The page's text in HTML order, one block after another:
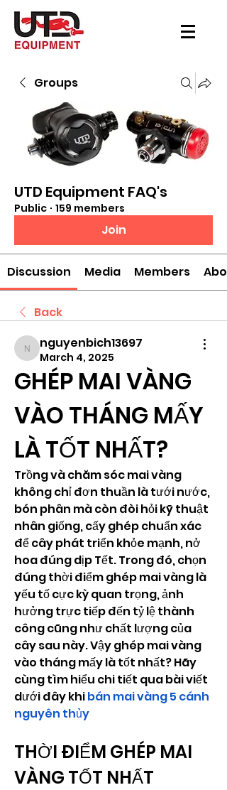
Groups
UTD Equipment FAQ's
Public · 159 members
Join
Discussion Media Members
Back
nguyenbich13697
nguyenbich13697
March 4, 2025
GHÉP MAI VÀNG
VÀO THÁNG MẤY
LÀ TỐT NHẤT?
Trồng và chăm sóc mai vàng
không chỉ đơn thuần là tưới nước,
bón phân mà còn đòi hỏi kỹ thuật
nhân giống, cấy ghép chuẩn xác
để cây phát triển khỏe mạnh, nở
hoa đúng dịp Tết. Trong đó, chọn
đúng thời điểm ghép mai vàng là
yếu tố cực kỳ quan trọng, ảnh
hưởng trực tiếp đến tỷ lệ thành
công cũng như chất lượng của
cây sau này. Vậy ghép mai vàng
vào tháng mấy là tốt nhất? Hãy
cùng tìm hiểu chi tiết qua bài viết
dưới đây khi bán mai vàng 5 cánh
nguyên thủy
THỜI ĐIỂM GHÉP MAI
VÀNG TỐT NHẤT